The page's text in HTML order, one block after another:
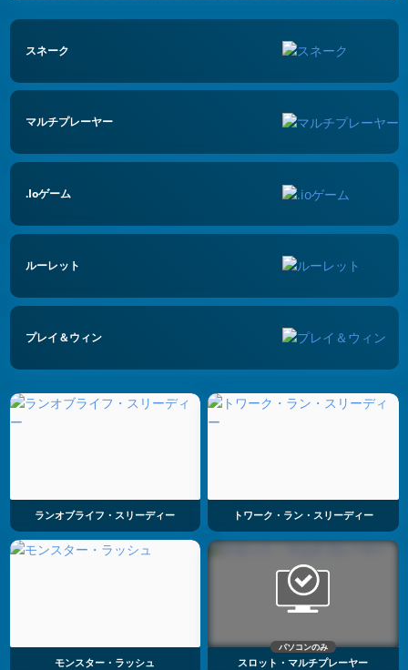
スネーク
マルチプレーヤー
.ioゲーム
ルーレット
プレイ＆ウィン
ランオブライフ・スリーディー トワーク・ラン・スリーディー
モンスター・ラッシュ
パソコンのみ
スロット・マルチプレーヤー